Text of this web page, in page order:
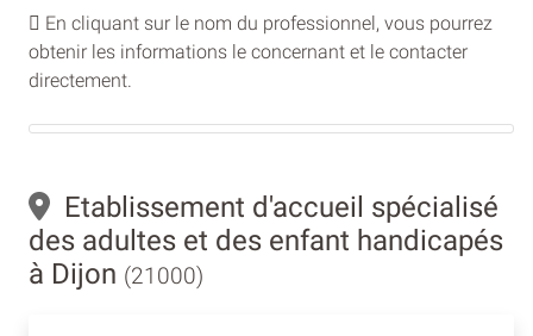
En cliquant sur le nom du professionnel, vous pourrez
obtenir les informations le concernant et le contacter
directement.
Etablissement d'accueil spécialisé
des adultes et des enfant handicapés
à Dijon (21000)